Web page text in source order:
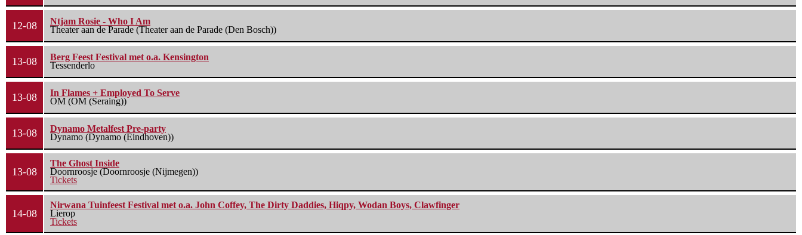
12-08
Ntjam Rosie - Who I Am
Theater aan de Parade (Theater aan de Parade (Den Bosch))
13-08
Berg Feest Festival met o.a. Kensington
Tessenderlo
13-08
In Flames + Employed To Serve
OM (OM (Seraing))
13-08
Dynamo Metalfest Pre-party
Dynamo (Dynamo (Eindhoven))
13-08
The Ghost Inside
Doornroosje (Doornroosje (Nijmegen))
Tickets
14-08
Nirwana Tuinfeest Festival met o.a. John Coffey, The Dirty Daddies, Hiqpy, Wodan Boys, Clawfinger
Lierop
Tickets